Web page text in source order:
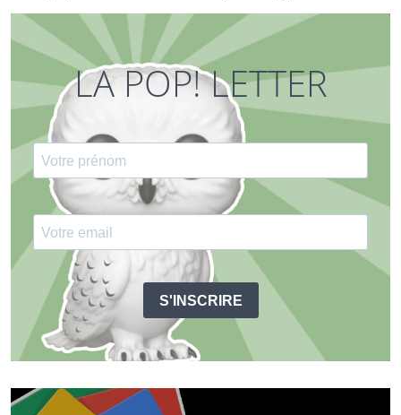
LA POP! LETTER
S'INSCRIRE